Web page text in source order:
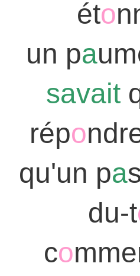
éto
un pa
savait
répo
qu'un pa
du-t
co